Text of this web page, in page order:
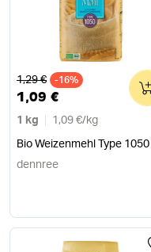
Alter Preis
1,29 € -16%
1,09 €
1 kg 1,09 €/ kg
Bio Weizenmehl Type 1050
0
dennree